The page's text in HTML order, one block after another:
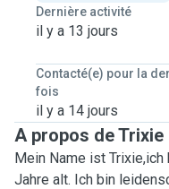
Dernière activité
il y a 13 jours
Contacté(e) pour la
fois
il y a 14 jours
A propos de Trixie
Mein Name ist Trixie,ich
Jahre alt. Ich bin